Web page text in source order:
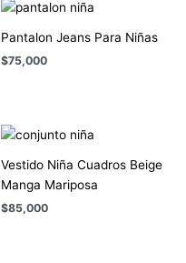
Pantalon Jeans Para Niñas
$75,000
Vestido Niña Cuadros Beige
Manga Mariposa
$85,000